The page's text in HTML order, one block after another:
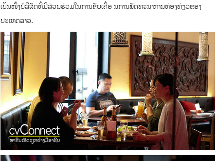
ເປັນໜຶ່ງບໍລິສັດທີ່ມີສ່ວນຮ່ວມໃນການຂັບເຄື່ອ ນການພັດທະນາການທ່ອງທ່ຽວຂອງ
ປະເທດລາວ.